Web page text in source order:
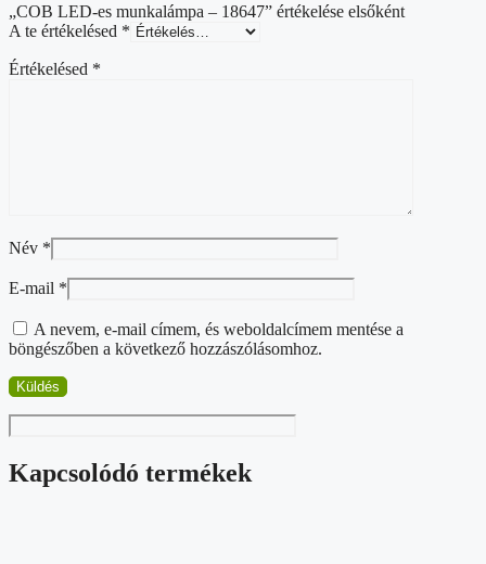
„COB LED-es munkalámpa – 18647” értékelése elsőként
A te értékelésed *
Értékelésed *
Név *
E-mail *
A nevem, e-mail címem, és weboldalcímem mentése a
böngészőben a következő hozzászólásomhoz.
Kapcsolódó termékek